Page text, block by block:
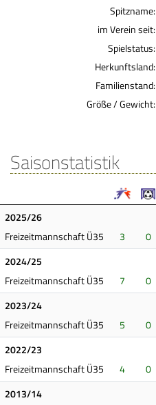
Spitzname:
im Verein seit:
Spielstatus:
Herkunftsland:
Familienstand:
Größe / Gewicht:
Saisonstatistik
2025/26
Freizeitmannschaft Ü35
3 0
2024/25
Freizeitmannschaft Ü35
7 0
2023/24
Freizeitmannschaft Ü35
5 0
2022/23
Freizeitmannschaft Ü35
4 0
2013/14